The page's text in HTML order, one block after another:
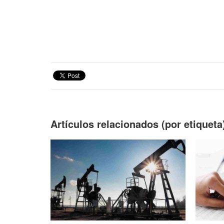
Artículos relacionados (por